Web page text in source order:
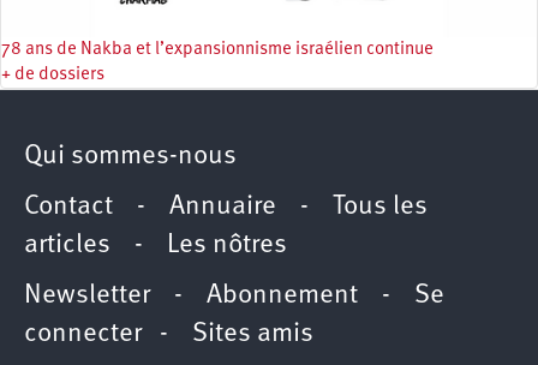
78 ans de Nakba et l’expansionnisme israélien continue
+ de dossiers
Qui sommes-nous
Contact - Annuaire -
Tous les
articles - Les nôtres
Newsletter- Abonnement - Se
connecter- Sites amis